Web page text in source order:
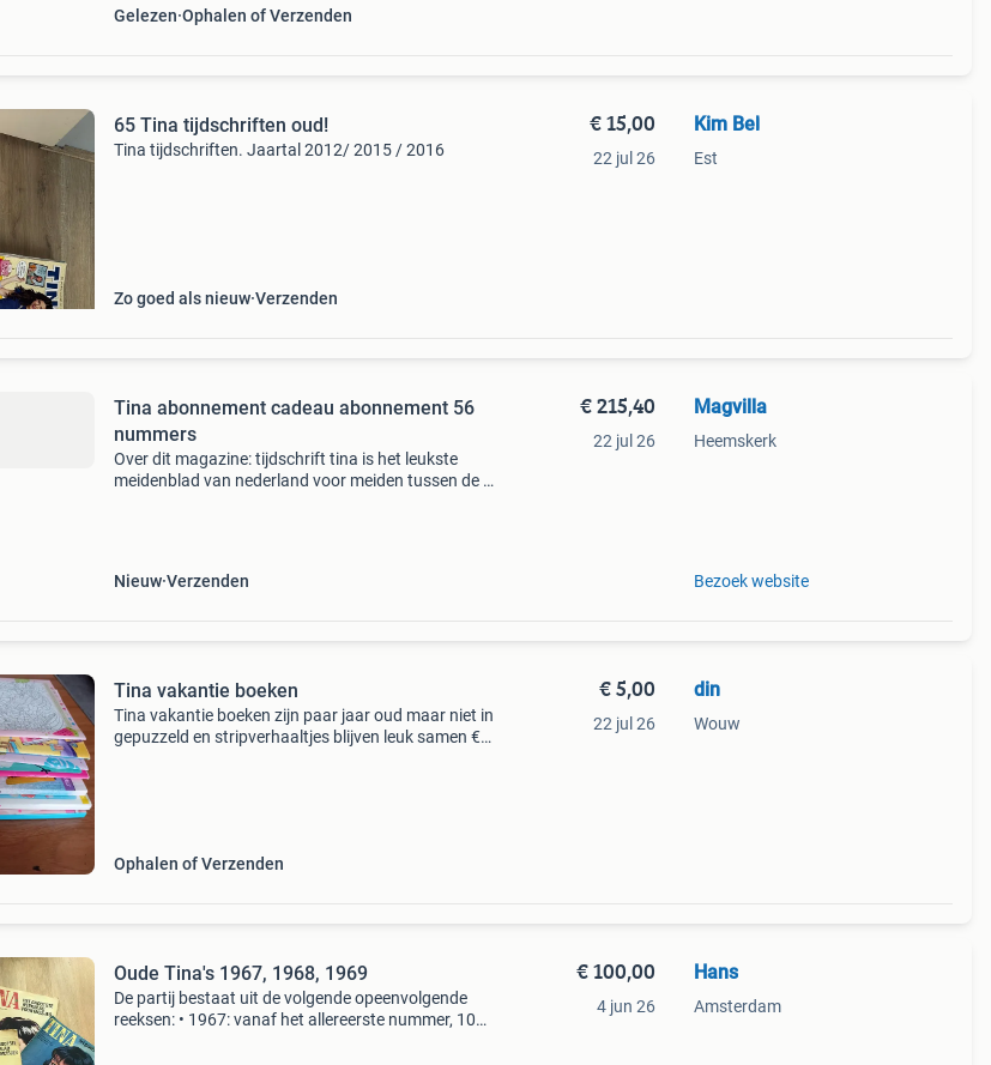
Gelezen Ophalen of Verzenden
65 Tina tijdschriften oud!
Tina tijdschriften. Jaartal 2012/ 2015 / 2016
Zo goed als nieuw Verzenden
€ 15,00
22 jul 26
Kim Bel
Est
Tina abonnement cadeau abonnement 56
nummers
Over dit magazine: tijdschrift tina is het leukste
meidenblad van nederland voor meiden tussen de 8
Nieuw Verzenden
€ 215,40
22 jul 26
Magvilla
Heemskerk
Bezoek website
Tina vakantie boeken
Tina vakantie boeken zijn paar jaar oud maar niet in
gepuzzeld en stripverhaaltjes blijven leuk samen €5
Ophalen of Verzenden
€ 5,00
22 jul 26
din
Wouw
Oude Tina's 1967, 1968, 1969
De partij bestaat uit de volgende opeenvolgende
reeksen: • 1967: vanaf het allereerste nummer, 10
€ 100,00
4 jun 26
Hans
Amsterdam